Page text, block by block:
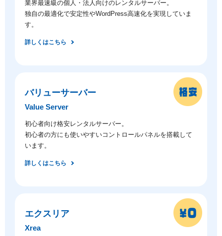
業界最速級の個人・法人向けのレンタルサーバー。
独自の最適化で安定性やWordPress高速化を実現していま
す。
詳しくはこちら
バリューサーバー
Value Server
初心者向け格安レンタルサーバー。
初心者の方にも使いやすいコントロールパネルを搭載して
います。
詳しくはこちら
エクスリア
Xrea